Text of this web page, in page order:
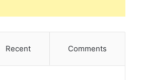
Recent Comments